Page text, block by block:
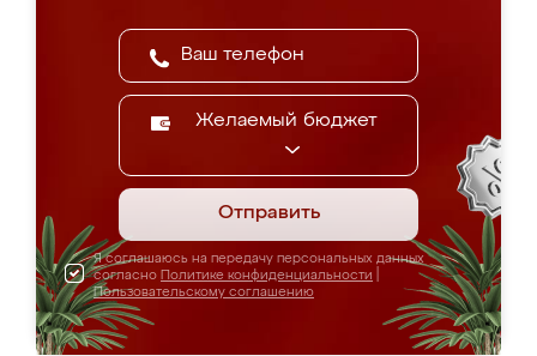
Желаемый бюджет
Отправить
Я соглашаюсь на передачу персональных данных
согласно Политике конфиденциальности
Пользовательскому соглашению